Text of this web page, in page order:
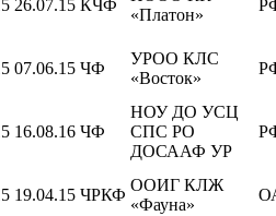
26.07.15 КЧФ
«Платон»
07.06.15 ЧФ
УРОО КЛС
«Восток»
16.08.16 ЧФ
НОУ ДО УСЦ
СПС РО
ДОСААФ УР
19.04.15 ЧРКФ
ООИГ КЛЖ
«Фауна»